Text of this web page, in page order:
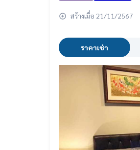
สร้างเมื่อ 21/11/2567
ราคาเช่า